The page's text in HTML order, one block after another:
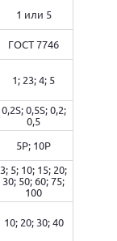
1 или 5
ГОСТ 7746
1; 23; 4; 5
0,2S; 0,5S; 0,2;
0,5
5Р; 10Р
3; 5; 10; 15; 20;
30; 50; 60; 75;
100
10; 20; 30; 40